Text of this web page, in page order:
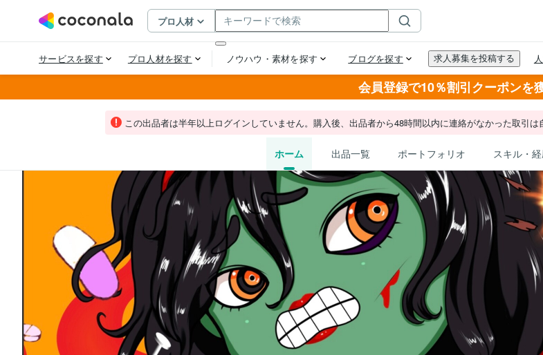
会員登録で10％割引クーポンを
この出品者は半年以上ログインしていません。購入後、出品者から48時間以内に連絡がなかった取引は
ホーム 出品一覧 ポートフォリオ スキル・